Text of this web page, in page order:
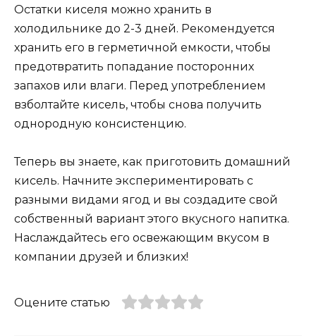
Остатки киселя можно хранить в
холодильнике до 2-3 дней. Рекомендуется
хранить его в герметичной емкости, чтобы
предотвратить попадание посторонних
запахов или влаги. Перед употреблением
взболтайте кисель, чтобы снова получить
однородную консистенцию.
Теперь вы знаете, как приготовить домашний
кисель. Начните экспериментировать с
разными видами ягод и вы создадите свой
собственный вариант этого вкусного напитка.
Наслаждайтесь его освежающим вкусом в
компании друзей и близких!
Оцените статью